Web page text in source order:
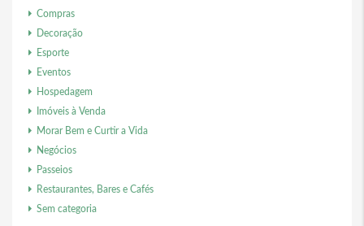
Compras
Decoração
Esporte
Eventos
Hospedagem
Imóveis à Venda
Morar Bem e Curtir a Vida
Negócios
Passeios
Restaurantes, Bares e Cafés
Sem categoria